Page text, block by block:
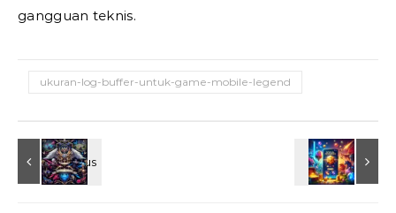
gangguan teknis.
ukuran-log-buffer-untuk-game-mobile-legend